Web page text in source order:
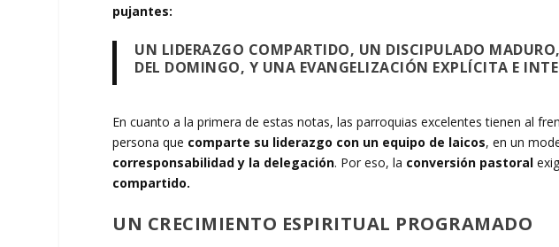
pujantes:
UN LIDERAZGO COMPARTIDO, UN DISCIPULADO
DEL DOMINGO, Y UNA EVANGELIZACIÓN EXPLÍCITA E
En cuanto a la primera de estas notas, las parroquias excelentes tienen al
persona que comparte su liderazgo con un equipo de laicos, en un
corresponsabilidad y la delegación. Por eso, la conversión pastoral
compartido.
UN CRECIMIENTO ESPIRITUAL PROGRAMADO